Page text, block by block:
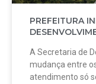
PREFEITURA
A Secretaria de
mudança entre
atendimento só